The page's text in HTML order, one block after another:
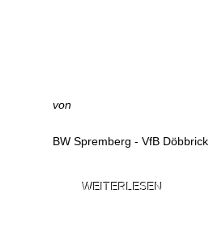
von
BW Spremberg - VfB Döbbrick
WEITERLESEN